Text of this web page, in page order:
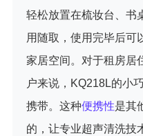
轻松放置在梳妆台、书
用随取，使用完毕后可
家居空间。对于租房居
户来说，KQ218L的小
携带。这种便携性是其
的，让专业超声清洗技